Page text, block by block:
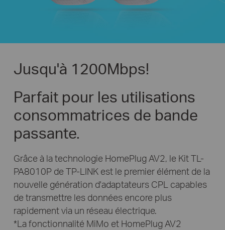
Jusqu'à 1200Mbps!
Parfait pour les utilisations
consommatrices de bande
passante.
Grâce à la technologie HomePlug AV2, le Kit TL-
PA8010P de TP-LINK est le premier élément de la
nouvelle génération d'adaptateurs CPL capables
de transmettre les données encore plus
rapidement via un réseau électrique.
*La fonctionnalité MiMo et HomePlug AV2